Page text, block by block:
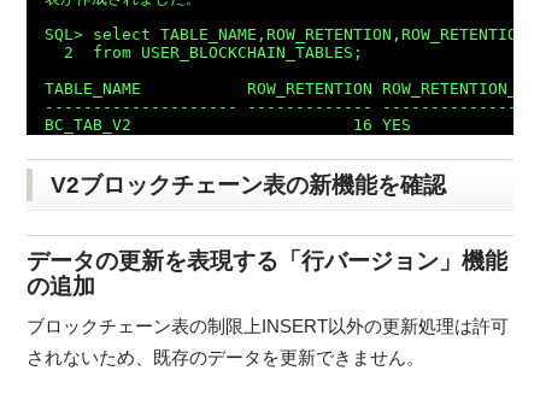
SQL> select
  2  from USER_BLOCKCHAIN_TABLES;
TABLE_NAME           ROW_RETENTION
-------------------- -------------
V2ブロックチェーン表の新機能を確認
データの更新を表現する「行バージョン」機能
の追加
ブロックチェーン表の制限上INSERT以外の更新処理は許可
されないため、既存のデータを更新できません。